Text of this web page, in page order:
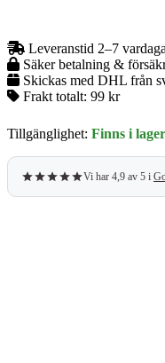
pack)
mängd
Leveranstid 2–7
Säker betalning &
Skickas med DHL från
Frakt totalt: 99 kr
Tillgänglighet: Finns i lager
Vi har 4,9 av 5 i